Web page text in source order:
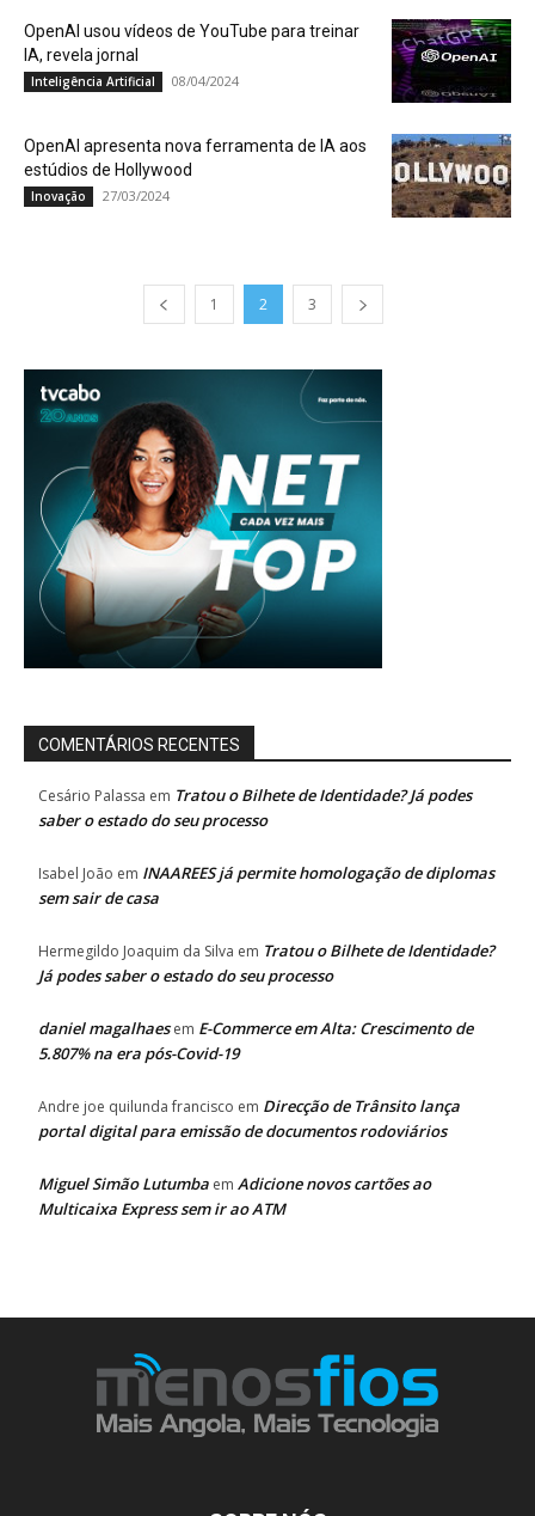
OpenAI usou vídeos de YouTube para treinar
IA, revela jornal
Inteligência Artificial 08/04/2024
OpenAI apresenta nova ferramenta de IA aos
estúdios de Hollywood
Inovação 27/03/2024
1 2 3
COMENTÁRIOS RECENTES
Cesário Palassa em Tratou o Bilhete de Identidade? Já podes
saber o estado do seu processo
Isabel João em INAAREES já permite homologação de diplomas
sem sair de casa
Hermegildo Joaquim da Silva em Tratou o Bilhete de Identidade?
Já podes saber o estado do seu processo
daniel magalhaesem E-Commerce em Alta: Crescimento de
5.807% na era pós-Covid-19
Andre joe quilunda francisco em Direcção de Trânsito lança
portal digital para emissão de documentos rodoviários
Miguel Simão Lutumba em Adicione novos cartões ao
Multicaixa Express sem ir ao ATM